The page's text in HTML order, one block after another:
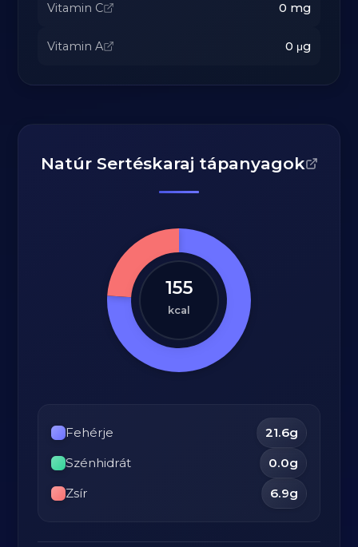
Vitamin C 0 mg
Vitamin A 0 μg
Natúr Sertéskaraj tápanyagok
155
kcal
Fehérje 21.6g
Szénhidrát
0.0g
Zsír
6.9g